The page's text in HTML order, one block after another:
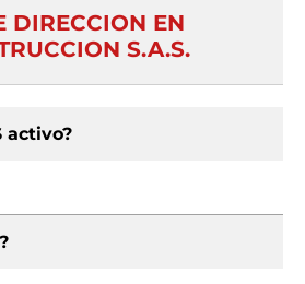
DIRECCION EN
S.A.S.
activo?